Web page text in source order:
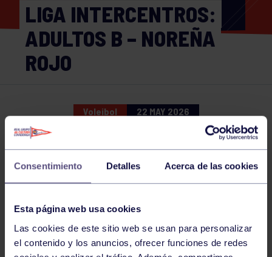
Consentimiento Detalles Acerca de las cookies
Esta página web usa cookies
Las cookies de este sitio web se usan para personalizar
el contenido y los anuncios, ofrecer funciones de redes
LIGA INTERCENTROS:
ADULTOS B – NOREÑA
ROJO
Voleibol 22 MAY 2026